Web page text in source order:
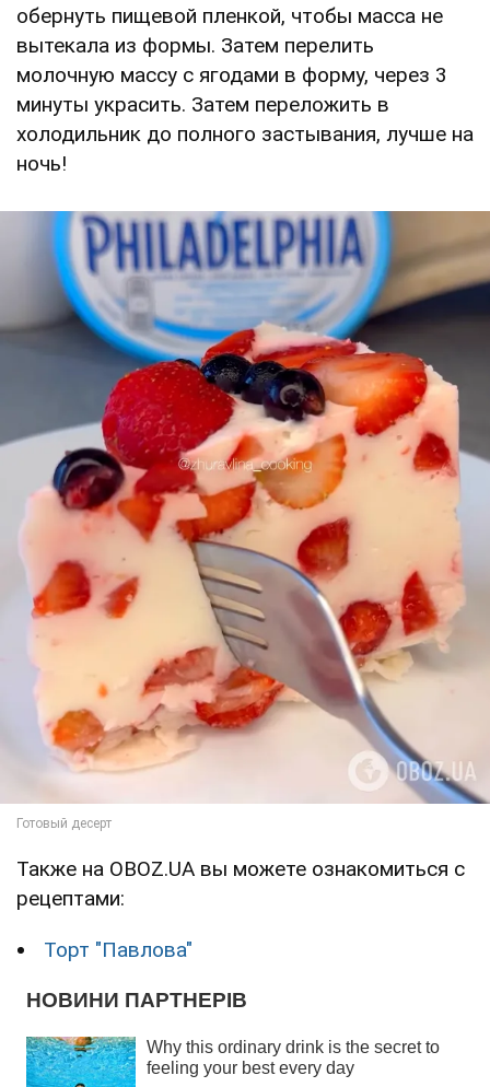
обернуть пищевой пленкой, чтобы масса не
вытекала из формы. Затем перелить
молочную массу с ягодами в форму, через 3
минуты украсить. Затем переложить в
холодильник до полного застывания, лучше на
ночь!
Также на OBOZ.UA вы можете ознакомиться с
рецептами:
Торт "Павлова"